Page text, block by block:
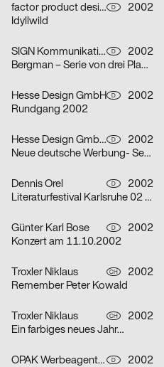
factor product designagentur D
2002
Idyllwild
SIGN Kommunikation GmbH D
2002
Bergman – Serie von drei Plakaten
Hesse Design GmbH D
2002
Rundgang 2002
Hesse Design GmbH, Arthur Marek, Guido Heffels, Christian Boros, nowakteufelknyrim D
2002
Neue deutsche Werbung- Serie von drei Plakaten
Dennis Orel D
2002
Literaturfestival Karlsruhe 02 – Serie von drei Plakaten
Günter Karl Bose D
2002
Konzert am 11.10.2002
Troxler Niklaus CH
2002
Remember Peter Kowald
Troxler Niklaus CH
2002
Ein farbiges neues Jahr…
OPAK Werbeagentur D
2002